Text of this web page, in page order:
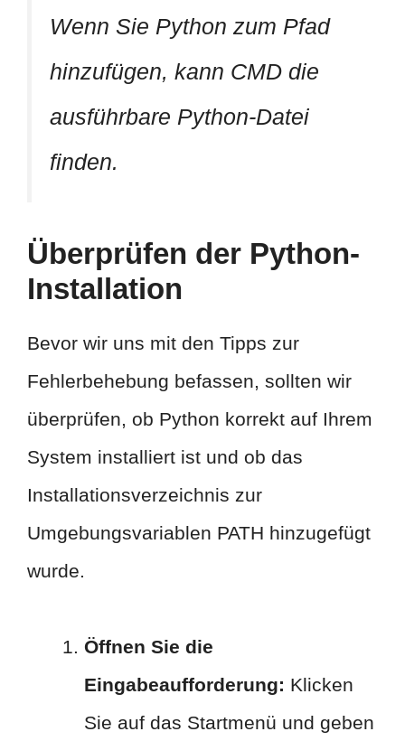
Wenn Sie Python zum Pfad
hinzufügen, kann CMD die
ausführbare Python-Datei
finden.
Überprüfen der Python-
Installation
Bevor wir uns mit den Tipps zur
Fehlerbehebung befassen, sollten wir
überprüfen, ob Python korrekt auf Ihrem
System installiert ist und ob das
Installationsverzeichnis zur
Umgebungsvariablen PATH hinzugefügt
wurde.
Öffnen Sie die
Eingabeaufforderung: Klicken
Sie auf das Startmenü und geben